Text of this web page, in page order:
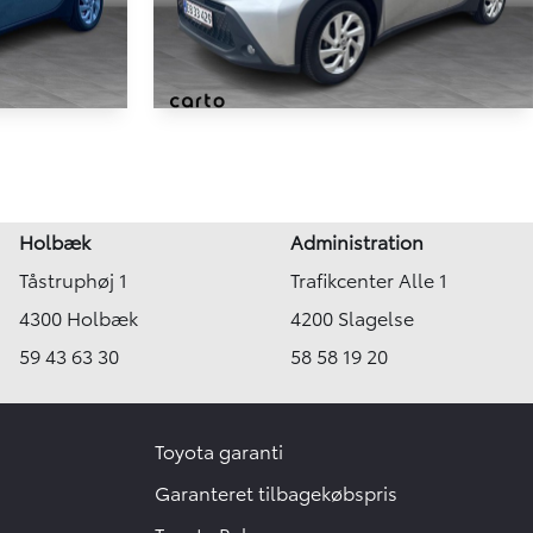
144.900KR.
Holbæk
Tåstruphøj 1
4300 Holbæk
59 43 63 30
Administration
Trafikcenter Alle 1
4200 Slagelse
58 58 19 20
Toyota garanti
Garanteret tilbagekøbspris